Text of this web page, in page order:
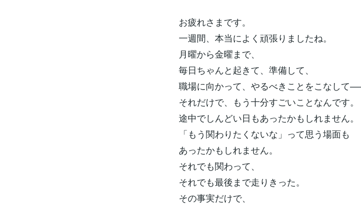
お疲れさまです。
一週間、本当によく頑張りましたね。
月曜から金曜まで、
毎日ちゃんと起きて、準備して、
職場に向かって、やるべきことをこなして
それだけで、もう十分すごいことなんです。
途中でしんどい日もあったかもしれません。
「もう関わりたくないな」って思う場面も
あったかもしれません。
それでも関わって、
それでも最後まで走りきった。
その事実だけで、